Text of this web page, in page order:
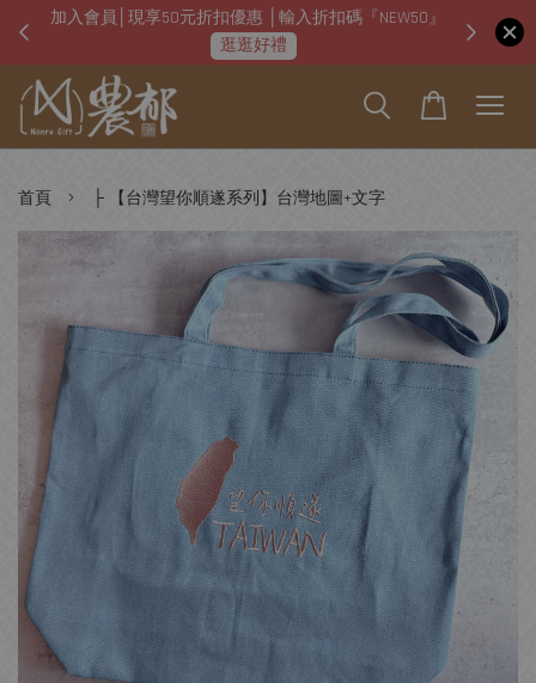
加入會員│現享50元折扣優惠 │輸入折扣碼『NEW50』
逛逛好禮
即日
首頁 › ├ 【台灣望你順遂系列】台灣地圖+文字